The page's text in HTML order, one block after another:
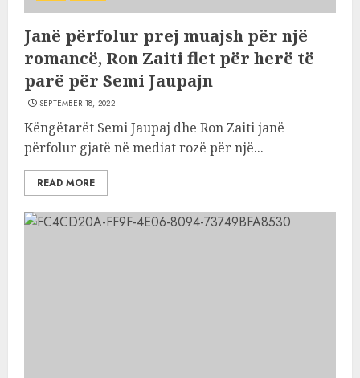
Janë përfolur prej muajsh për një
romancë, Ron Zaiti flet për herë të
parë për Semi Jaupajn
SEPTEMBER 18, 2022
Këngëtarët Semi Jaupaj dhe Ron Zaiti janë
përfolur gjatë në mediat rozë për një...
READ MORE